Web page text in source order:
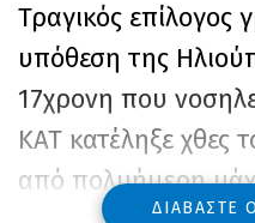
Τραγικός επίλογος
υπόθεση της
17χρονη που
ΚΑΤ κατέληξε χθες
από πολυήμερη
ΔΙΑΒΆΣΤΕ